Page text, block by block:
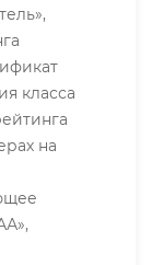
класса
на